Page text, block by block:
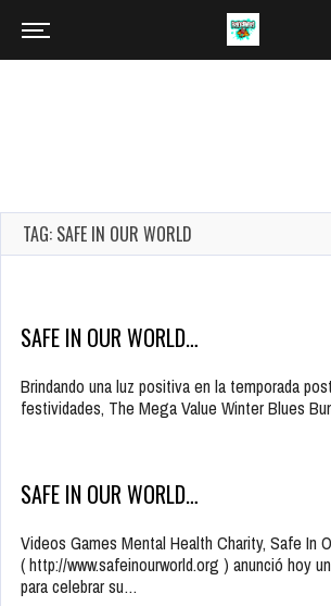
TAG: SAFE IN OUR WORLD
SAFE IN OUR WORLD…
Brindando una luz positiva en la temporada
festividades, The Mega Value Winter Blues
SAFE IN OUR WORLD…
Videos Games Mental Health Charity, Safe In
( http://www.safeinourworld.org ) anunció hoy
para celebrar su…